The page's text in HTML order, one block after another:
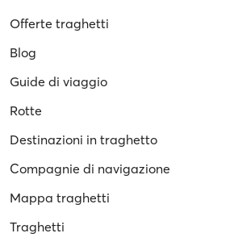
Offerte traghetti
Blog
Guide di viaggio
Rotte
Destinazioni in traghetto
Compagnie di navigazione
Mappa traghetti
Traghetti